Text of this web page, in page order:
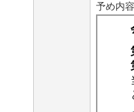
予め内